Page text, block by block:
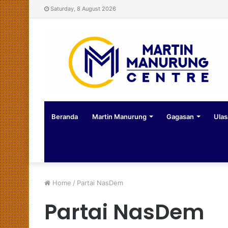
Saturday, 8 August 2026
Beranda Martin Manurung Gagasan
Home / Partai NasDem
Partai NasDem